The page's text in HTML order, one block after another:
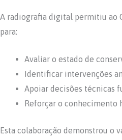
A radiografia digital permitiu ao
para:
Avaliar o estado de
Identificar intervenções
Apoiar decisões técnicas
Reforçar o conhecimento
Esta colaboração demonstrou o